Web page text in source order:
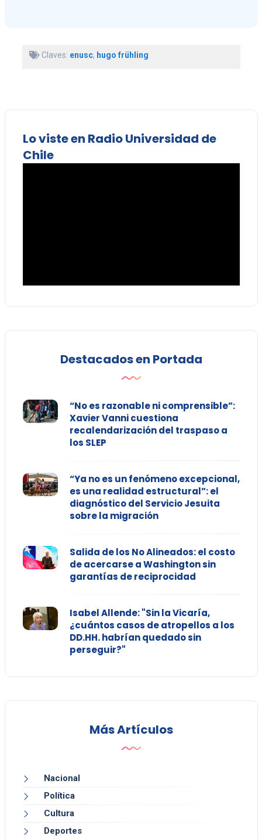
Claves: enusc, hugo frühling
Lo viste en Radio Universidad de
Chile
Destacados en Portada
“No es razonable ni comprensible”:
Xavier Vanni cuestiona
recalendarización del traspaso a
los SLEP
“Ya no es un fenómeno excepcional,
es una realidad estructural”: el
diagnóstico del Servicio Jesuita
sobre la migración
Salida de los No Alineados: el costo
de acercarse a Washington sin
garantías de reciprocidad
Isabel Allende: "Sin la Vicaría,
¿cuántos casos de atropellos a los
DD.HH. habrían quedado sin
perseguir?"
Más Artículos
Nacional
Política
Cultura
Deportes